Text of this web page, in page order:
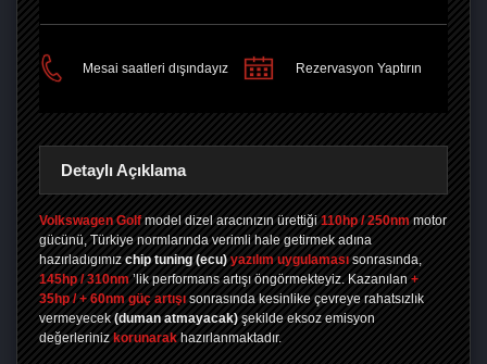
Mesai saatleri dışındayız Rezervasyon Yaptırın
Detaylı Açıklama
Volkswagen Golf model dizel aracınızın ürettiği 110hp / 250nm motor
gücünü, Türkiye normlarında verimli hale getirmek adına
hazırladıgımız chip tuning (ecu) yazılım uygulaması sonrasında,
145hp / 310nm ’lik performans artışı öngörmekteyiz. Kazanılan +
35hp / + 60nm güç artışı sonrasında kesinlike çevreye rahatsızlık
vermeyecek (duman atmayacak) şekilde eksoz emisyon
değerleriniz korunarak hazırlanmaktadır.